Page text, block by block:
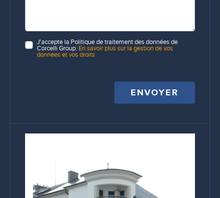
J'accepte la Politique de traitement des données de
Corcelli Group. En savoir plus sur la gestion de vos
données et vos droits
ENVOYER